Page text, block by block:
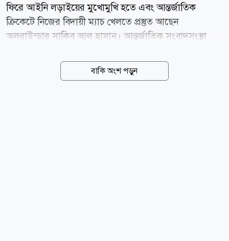
ফিরে আইনি লড়াইয়ের মুখোমুখি হতে এবং আন্তর্জাতিক
ক্রিকেটে নিজের বিদায়ী ম্যাচ খেলতে প্রস্তুত আছেন
অলরাউন্ডার সাকিব আল হাসান। আন্তর্জাতিক সংবাদসংস্থা
সাক্ষাৎকারে তিনি এই ইচ্ছার কথা জানান। সাক্ষাৎকারে ৩৯
বছর বয়সী এই সাবেক অধিনায়ক বলেন, সরকার যদি আমার
বাকি অংশ পড়ুন